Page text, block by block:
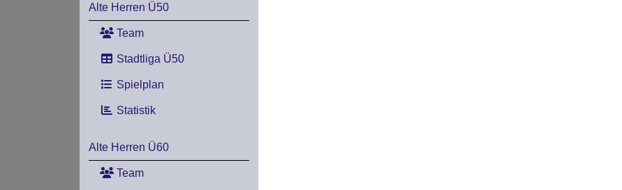
Alte Herren Ü50
Team
Stadtliga Ü50
Spielplan
Statistik
Alte Herren Ü60
Team